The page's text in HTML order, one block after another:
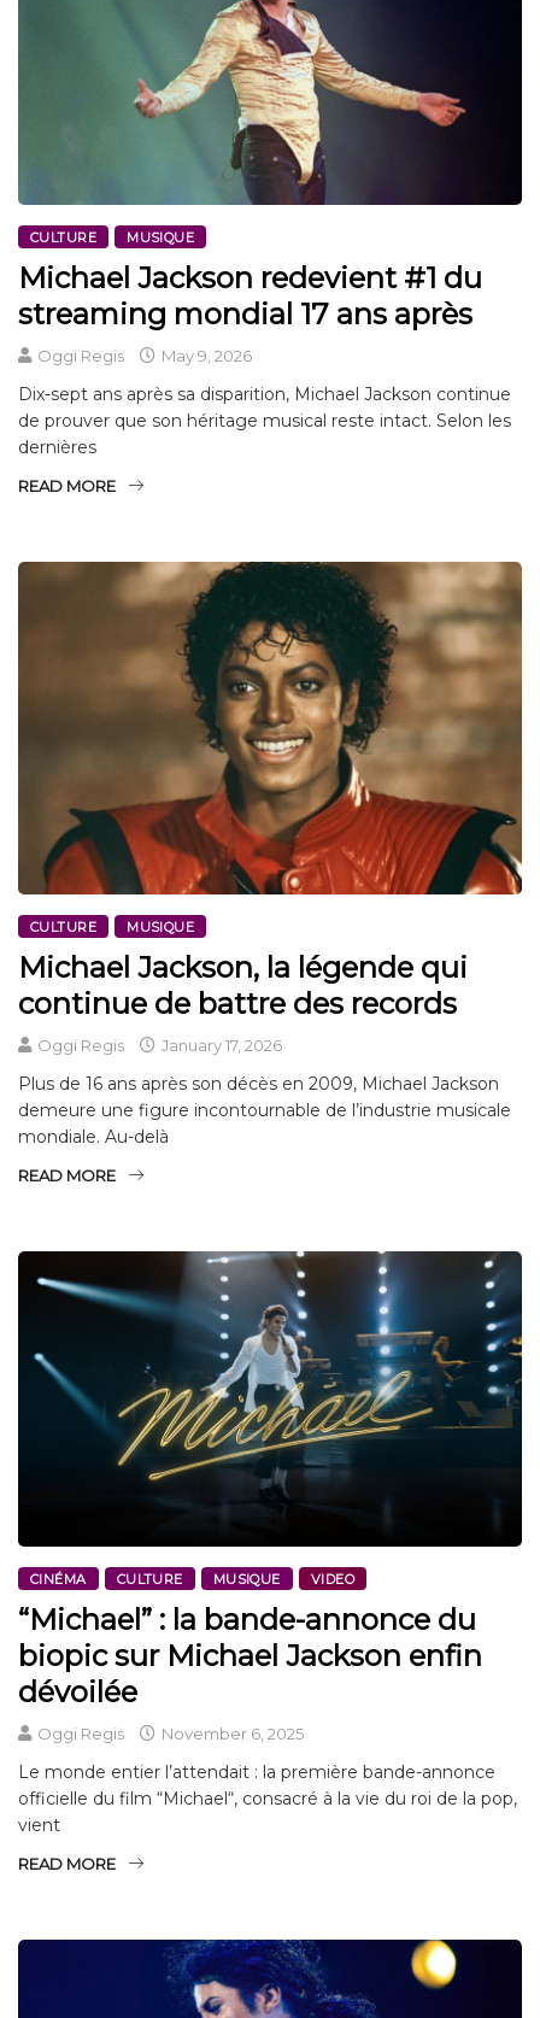
CULTURE MUSIQUE
Michael Jackson redevient #1 du
streaming mondial 17 ans après
Oggi Regis May 9, 2026
Dix-sept ans après sa disparition, Michael Jackson continue
de prouver que son héritage musical reste intact. Selon les
dernières
READ MORE
CULTURE MUSIQUE
Michael Jackson, la légende qui
continue de battre des records
Oggi Regis January 17, 2026
Plus de 16 ans après son décès en 2009, Michael Jackson
demeure une figure incontournable de l’industrie musicale
mondiale. Au-delà
READ MORE
CINÉMA CULTURE MUSIQUE VIDEO
“Michael” : la bande-annonce du
biopic sur Michael Jackson enfin
dévoilée
Oggi Regis November 6, 2025
Le monde entier l’attendait : la première bande-annonce
officielle du film “Michael“, consacré à la vie du roi de la pop,
vient
READ MORE